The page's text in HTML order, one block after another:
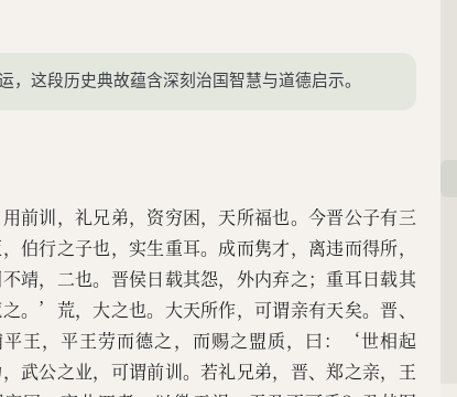
这段历史典故蕴含深刻治国智慧与道德启示。
前训，礼兄弟，资穷困，天所福也。今晋公子有三
伯行之子也，实生重耳。成而隽才，离违而得所，
靖，二也。晋侯日载其怨，外内弃之；重耳日载其
。’荒，大之也。大天所作，可谓亲有天矣。晋、
王，平王劳而德之，而赐之盟质，曰：‘世相起
武公之业，可谓前训。若礼兄弟，晋、郑之亲，王